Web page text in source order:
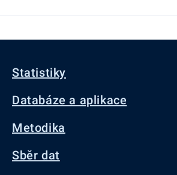
Statistiky
Databáze a aplikace
Metodika
Sběr dat